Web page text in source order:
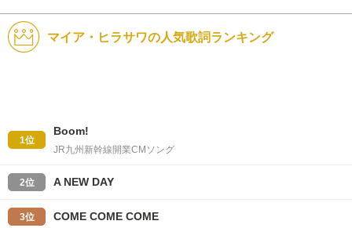
マイア・ヒラサワの人気歌詞ランキング
1位
Boom!
JR九州新幹線開業CMソング
2位 A NEW DAY
3位 COME COME COME